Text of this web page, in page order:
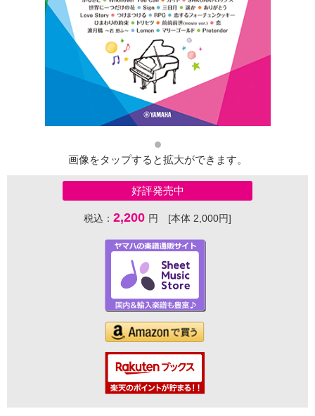
画像をタップすると拡大ができます。
好評発売中
税込： 2,200 円 [本体 2,000円]